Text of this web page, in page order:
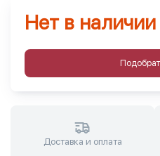
Нет в наличии
Доставка и оплата